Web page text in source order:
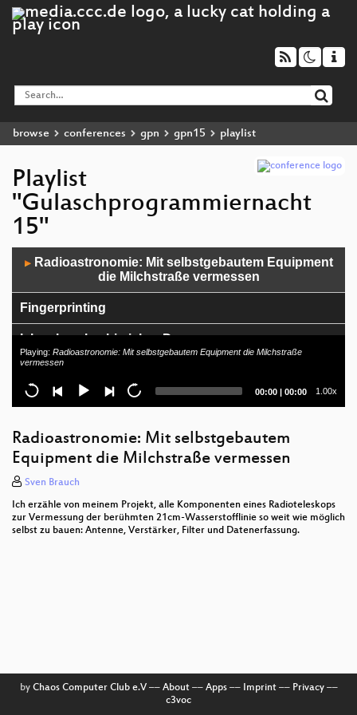
browse conferences gpn gpn15 playlist
Playlist
"Gulaschprogrammiernacht
15"
Player
▶Radioastronomie: Mit selbstgebautem Equipment
die Milchstraße vermessen
Fingerprinting
Ich sehe, also bin ich ... Du
Gamehacking & Reverse Engineering
Monitoring mit Prometheus
Paketmanagement from Scratch
Babelbee - das Open Source Stromnetz Analyse
Bolt.cm - CMS in Einfach
introduction in attack and defense ctf competitions
Playing: Radioastronomie: Mit selbstgebautem Equipment die Milchstraße
vermessen
Current
00:00 | Total
00:00 1.00x
Radioastronomie: Mit selbstgebautem
Equipment die Milchstraße vermessen
Sven Brauch
Ich erzähle von meinem Projekt, alle Komponenten eines Radioteleskops
zur Vermessung der berühmten 21cm-Wasserstofflinie so weit wie möglich
selbst zu bauen: Antenne, Verstärker, Filter und Datenerfassung.
by Chaos Computer Club e.V–– About–– Apps–– Imprint–– Privacy––
c3voc